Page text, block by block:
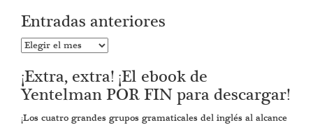
Entradas anteriores
Entradas
¡Extra, extra! ¡El ebook de
Yentelman POR FIN para descargar!
¡Los cuatro grandes grupos gramaticales del inglés al alcance